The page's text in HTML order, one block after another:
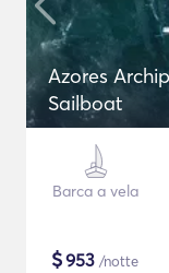
Azores
Sailboat
Barca a vela
$953 /notte